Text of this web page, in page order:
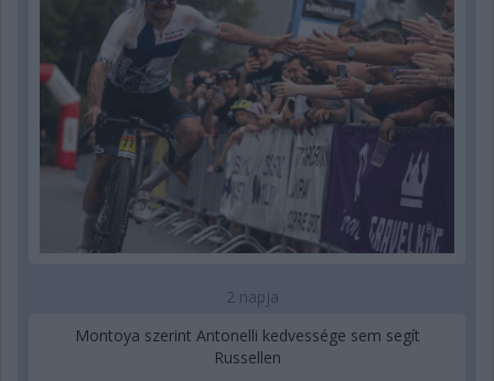
2 napja
Montoya szerint Antonelli kedvessége sem segít
Russellen